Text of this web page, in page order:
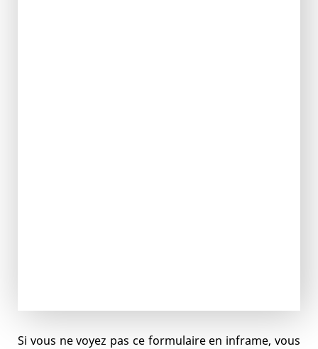
Si vous ne voyez pas ce formulaire en inframe, vous